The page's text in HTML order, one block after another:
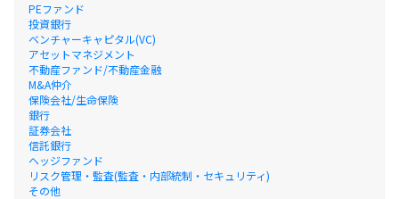
PEファンド
投資銀行
ベンチャーキャピタル(VC)
アセットマネジメント
不動産ファンド/不動産金融
M&A仲介
保険会社/生命保険
銀行
証券会社
信託銀行
ヘッジファンド
リスク管理・監査(監査・内部統制・セキュリティ)
その他